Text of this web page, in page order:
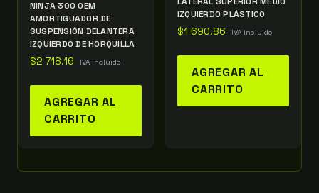
NINJA 300 OEM
AMORTIGUADOR DE
SUSPENSIÓN DELANTERA
IZQUIERDO DE HORQUILLA
$2 718.16 IVA incluido
AGREGAR AL
CARRITO
IZQUIERDO PLÁSTICO
$1 690.86 IVA incluido
AGREGAR AL
CARRITO